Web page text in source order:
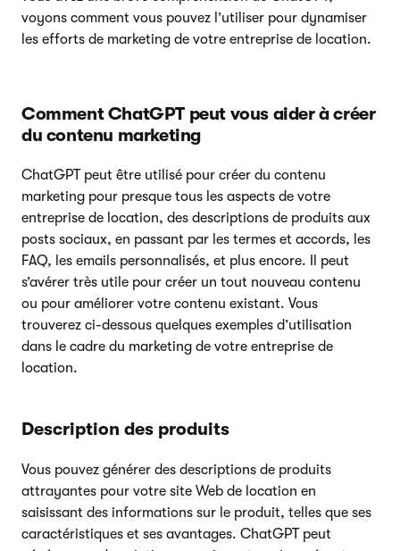
voyons comment vous pouvez l’utiliser pour dynamiser
les efforts de marketing de votre entreprise de location.
Comment ChatGPT peut vous aider à créer
du contenu marketing
ChatGPT peut être utilisé pour créer du contenu
marketing pour presque tous les aspects de votre
entreprise de location, des descriptions de produits aux
posts sociaux, en passant par les termes et accords, les
FAQ, les emails personnalisés, et plus encore. Il peut
s’avérer très utile pour créer un tout nouveau contenu
ou pour améliorer votre contenu existant. Vous
trouverez ci-dessous quelques exemples d’utilisation
dans le cadre du marketing de votre entreprise de
location.
Description des produits
Vous pouvez générer des descriptions de produits
attrayantes pour votre site Web de location en
saisissant des informations sur le produit, telles que ses
caractéristiques et ses avantages. ChatGPT peut